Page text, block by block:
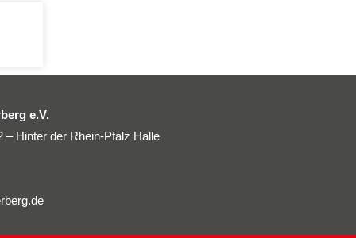
e.V.
– Hinter der Rhein-Pfalz Halle